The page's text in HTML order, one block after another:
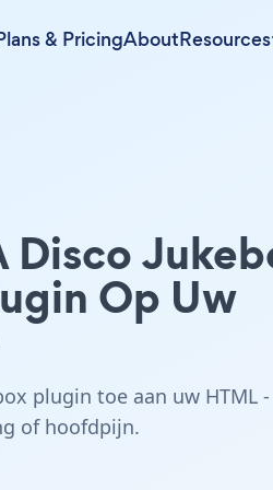
& PricingAboutResources
Disco
Op Uw
plugin toe aan uw HTML -
of hoofdpijn.